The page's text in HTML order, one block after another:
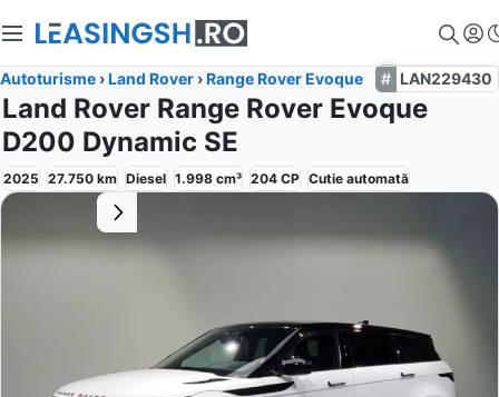
Autoturisme ›Land Rover ›Range Rover Evoque LAN229430
Land Rover Range Rover Evoque
D200 Dynamic SE
2025 27.750 km Diesel 1.998 cm³ 204 CP Cutie automată